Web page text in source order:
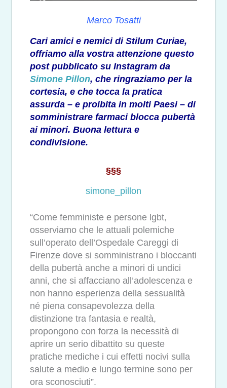
Marco Tosatti
Cari amici e nemici di Stilum Curiae,
offriamo alla vostra attenzione questo
post pubblicato su Instagram da
Simone Pillon, che ringraziamo per la
cortesia, e che tocca la pratica
assurda – e proibita in molti Paesi – di
somministrare farmaci blocca pubertà
ai minori. Buona lettura e
condivisione.
§§§
simone_pillon
“Come femministe e persone lgbt,
osserviamo che le attuali polemiche
sull’operato dell’Ospedale Careggi di
Firenze dove si somministrano i bloccanti
della pubertà anche a minori di undici
anni, che si affacciano all’adolescenza e
non hanno esperienza della sessualità
né piena consapevolezza della
distinzione tra fantasia e realtà,
propongono con forza la necessità di
aprire un serio dibattito su queste
pratiche mediche i cui effetti nocivi sulla
salute a medio e lungo termine sono per
ora sconosciuti”.